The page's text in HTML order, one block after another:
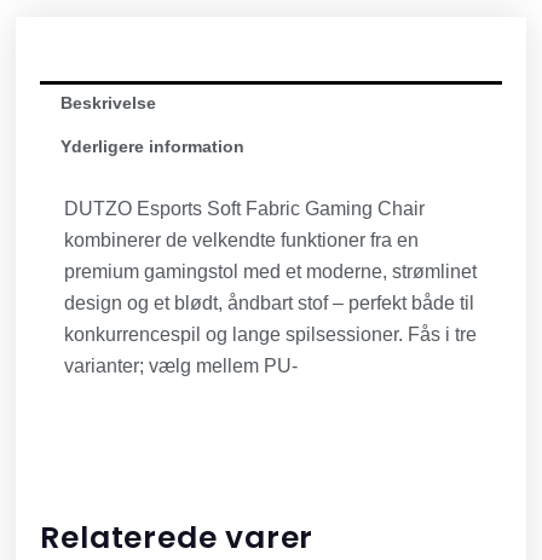
Beskrivelse
Yderligere information
DUTZO Esports Soft Fabric Gaming Chair
kombinerer de velkendte funktioner fra en
premium gamingstol med et moderne, strømlinet
design og et blødt, åndbart stof – perfekt både til
konkurrencespil og lange spilsessioner. Fås i tre
varianter; vælg mellem PU-
Relaterede varer